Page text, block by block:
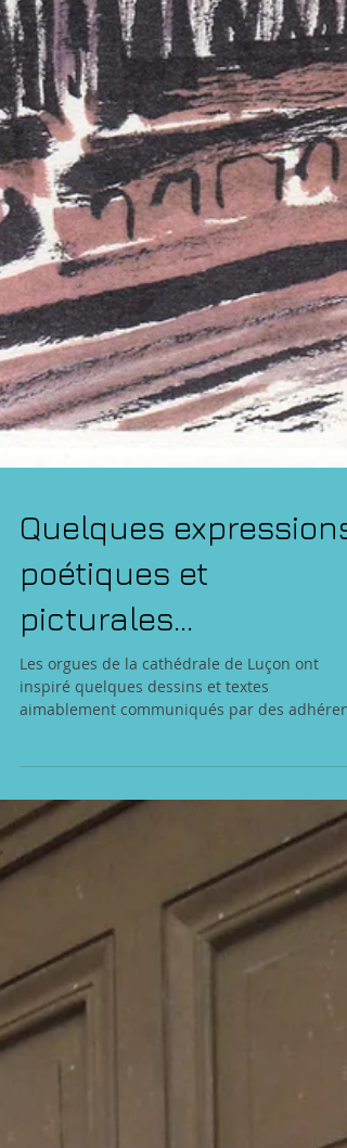
poétiques et
picturales...
Les orgues de la cathédrale de Luçon ont
inspiré quelques dessins et textes
aimablement communiqués par des
de notre...